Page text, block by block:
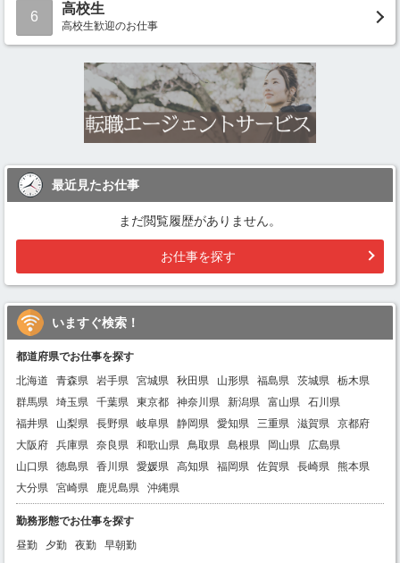
6
高校生
高校生歓迎のお仕事
最近見たお仕事
まだ閲覧履歴がありません。
お仕事を探す
いますぐ検索！
都道府県でお仕事を探す
北海道
青森県 岩手県 宮城県 秋田県 山形県 福島県 茨城県
栃木県
群馬県
埼玉県 千葉県 東京都 神奈川県 新潟県 富山県
石川県
福井県
山梨県 長野県 岐阜県 静岡県 愛知県 三重県 滋賀県
京都府
大阪府
兵庫県 奈良県 和歌山県 鳥取県 島根県 岡山県
広島県
山口県
徳島県 香川県 愛媛県 高知県 福岡県 佐賀県 長崎県
熊本県
大分県
宮崎県 鹿児島県 沖縄県
勤務形態でお仕事を探す
昼勤
夕勤 夜勤 早朝勤